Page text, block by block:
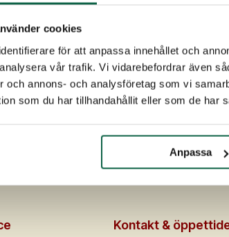
cookies
för att anpassa innehållet och
vår trafik. Vi vidarebefordrar även
och annons- och analysföretag som vi
som du har tillhandahållit eller som de har
Anpassa
Kontakt &